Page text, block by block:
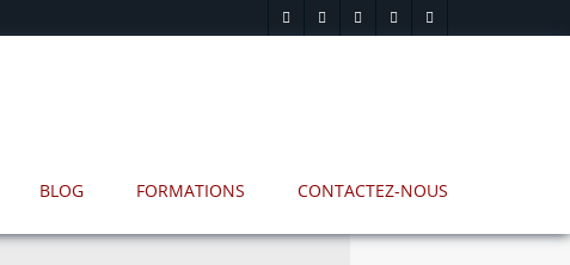
BLOG FORMATIONS CONTACTEZ-NOUS